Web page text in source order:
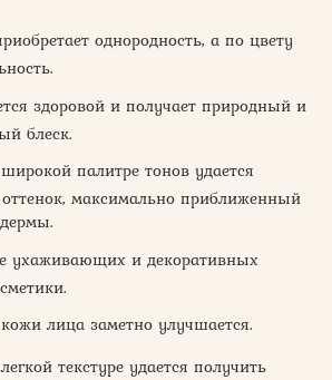
однородность, а по цвету
здоровой и получает природный и
блеск.
палитре тонов удается
максимально приближенный
ухаживающих и декоративных
лица заметно улучшается.
текстуре удается получить